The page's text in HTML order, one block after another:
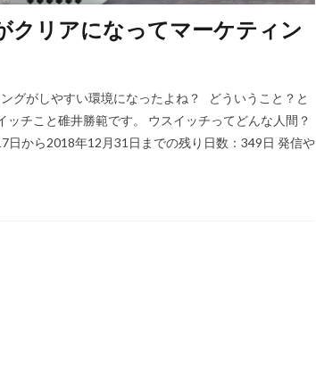
クリアになってマーケティン
グがしやすい環境になったよね？ どういうこと？と
チこと碓井勝範です。 ウスイッチってどんな人間？
日から2018年12月31日までの残り日数：349日 発信や